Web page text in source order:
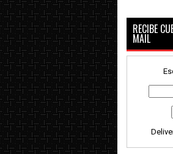
RECIBE
MAIL